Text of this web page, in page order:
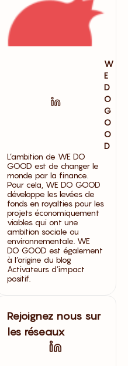
W
E
D
O
G
O
O
D
L’ambition de WE DO
GOOD est de changer le
monde par la finance.
Pour cela, WE DO GOOD
développe les levées de
fonds en royalties pour les
projets économiquement
viables qui ont une
ambition sociale ou
environnementale. WE
DO GOOD est également
à l’origine du blog
Activateurs d’impact
positif.
Rejoignez nous sur
les réseaux